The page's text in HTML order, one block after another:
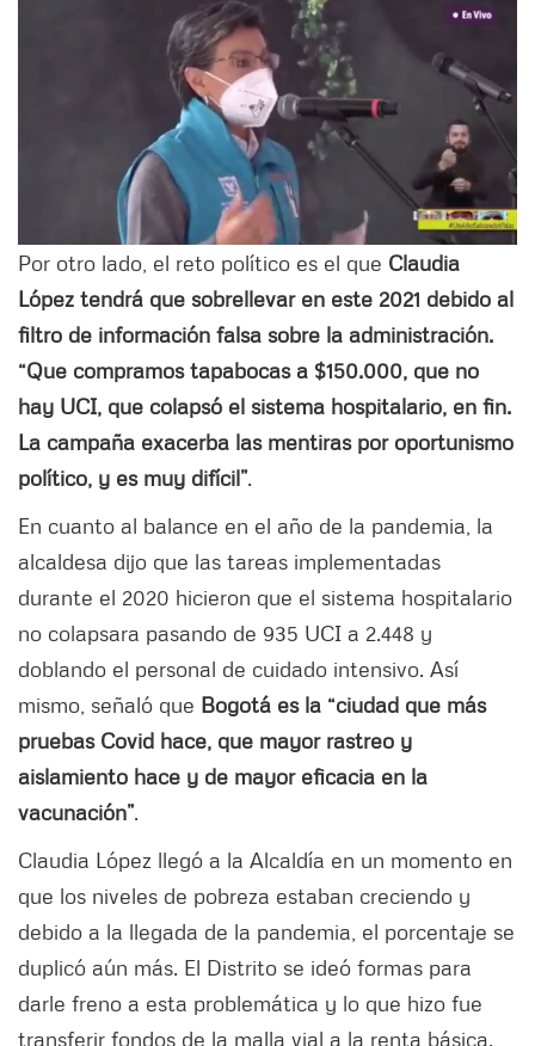
Por otro lado, el reto político es el que Claudia
López tendrá que sobrellevar en este 2021 debido al
filtro de información falsa sobre la administración.
“Que compramos tapabocas a $150.000, que no
hay UCI, que colapsó el sistema hospitalario, en fin.
La campaña exacerba las mentiras por oportunismo
político, y es muy difícil”.
En cuanto al balance en el año de la pandemia, la
alcaldesa dijo que las tareas implementadas
durante el 2020 hicieron que el sistema hospitalario
no colapsara pasando de 935 UCI a 2.448 y
doblando el personal de cuidado intensivo. Así
mismo, señaló que Bogotá es la “ciudad que más
pruebas Covid hace, que mayor rastreo y
aislamiento hace y de mayor eficacia en la
vacunación”.
Claudia López llegó a la Alcaldía en un momento en
que los niveles de pobreza estaban creciendo y
debido a la llegada de la pandemia, el porcentaje se
duplicó aún más. El Distrito se ideó formas para
darle freno a esta problemática y lo que hizo fue
transferir fondos de la malla vial a la renta básica.